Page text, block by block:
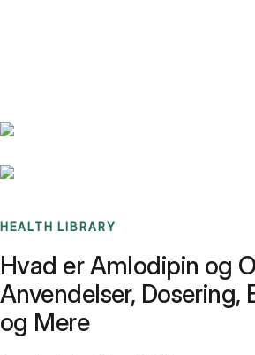
HEALTH LIBRARY
Hvad er Amlodipin og
Anvendelser, Dosering,
og Mere